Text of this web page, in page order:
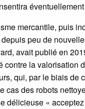
mercantile, puis
peu de
avait publié en
contre la valorisation
qui, par le biais
cas des robots
délicieuse «